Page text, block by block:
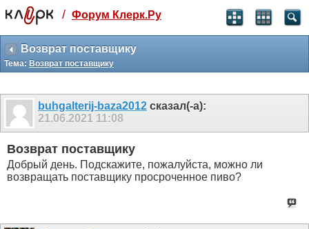
Святые угодники, Клерк без рекламы
прекрасен:)
месяц
3 месяца
259
₽
-10%
499 ₽
-15%
Отмена Оплатить
/ Форум Клерк.Ру
Возврат поставщику
Тема: Возврат поставщику
buhgalterij-baza2012 сказал(-а):
21.06.2021 11:08
Возврат поставщику
Добрый день. Подскажите, пожалуйста, можно ли
возвращать поставщику просроченное пиво?